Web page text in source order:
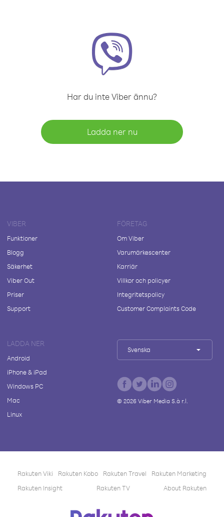
Har du inte Viber ännu?
Ladda ner nu
VIBER
Funktioner
Blogg
Säkerhet
Viber Out
Priser
Support
FÖRETAG
Om Viber
Varumärkescenter
Karriär
Villkor och policyer
Integritetspolicy
Customer Complaints Code
LADDA NER
Android
iPhone & iPad
Windows PC
Mac
Linux
Svenska
© 2026Viber Media S.à r.l.
Rakuten Viki Rakuten Kobo Rakuten Travel
Rakuten Marketing
Rakuten Insight
Rakuten TV About Rakuten